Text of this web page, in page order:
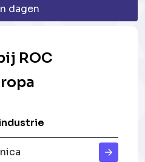
dagen
ROC